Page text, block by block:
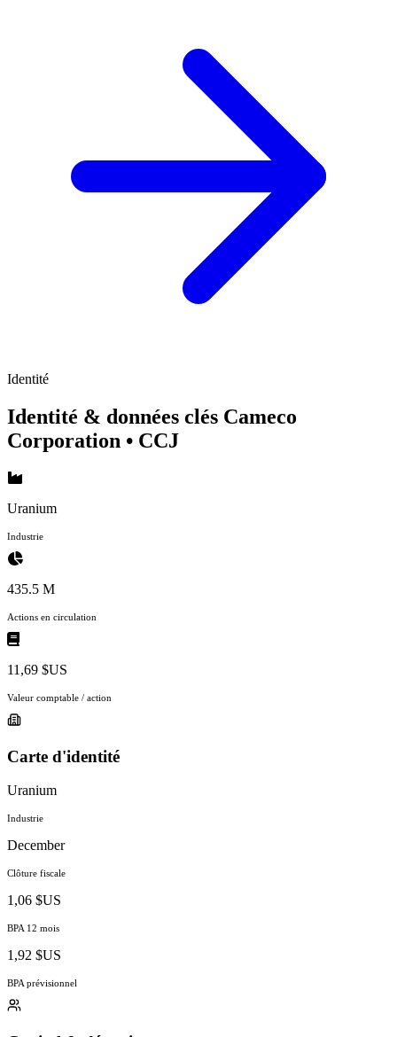
Identité
Identité & données clés Cameco
Corporation • CCJ
Uranium
Industrie
435.5 M
Actions en circulation
11,69 $US
Valeur comptable / action
Carte d'identité
Uranium
Industrie
December
Clôture fiscale
1,06 $US
BPA 12 mois
1,92 $US
BPA prévisionnel